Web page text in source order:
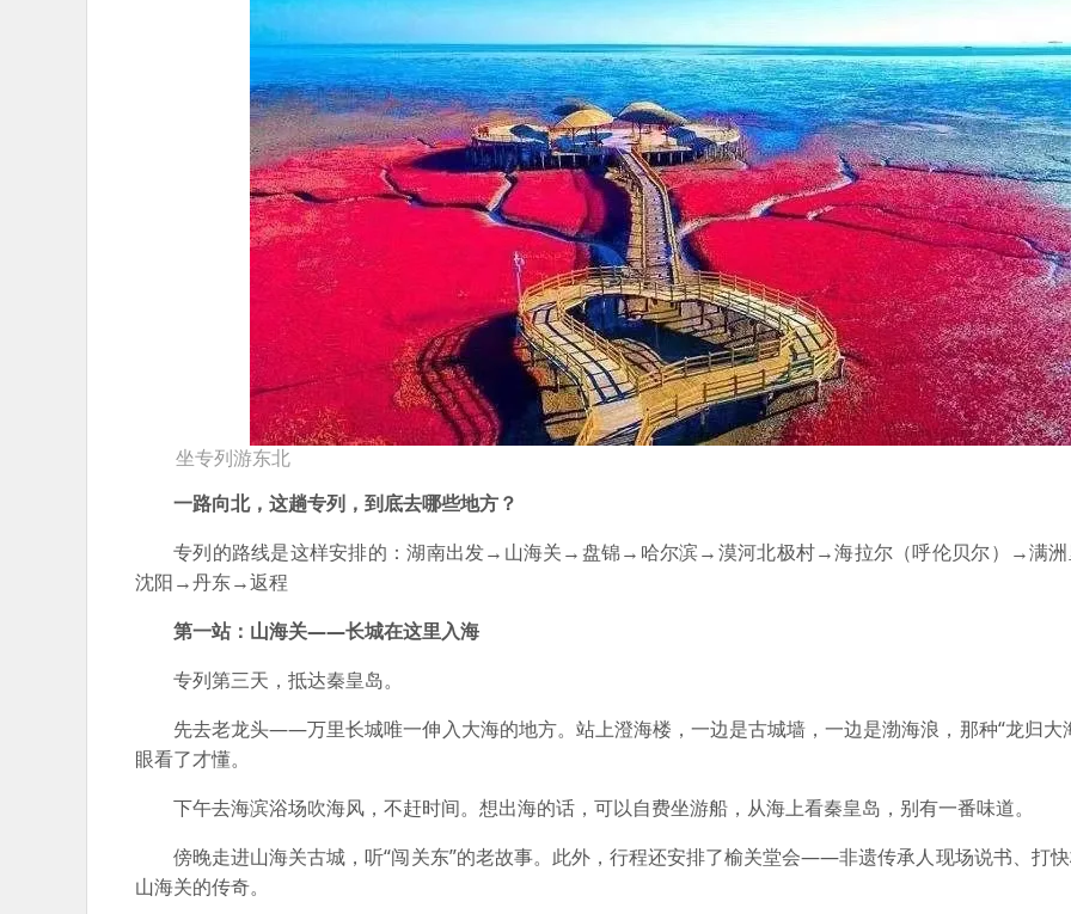
坐专列游东北
一路向北，这趟专列，到底去哪些地方？
专列的路线是这样安排的：湖南出发→山海关→盘锦→哈尔滨→漠河北极村→海拉尔（呼伦贝尔）→满
沈阳→丹东→返程
第一站：山海关——长城在这里入海
专列第三天，抵达秦皇岛。
先去老龙头——万里长城唯一伸入大海的地方。站上澄海楼，一边是古城墙，一边是渤海浪，那种“龙归大
眼看了才懂。
下午去海滨浴场吹海风，不赶时间。想出海的话，可以自费坐游船，从海上看秦皇岛，别有一番味道。
傍晚走进山海关古城，听“闯关东”的老故事。此外，行程还安排了榆关堂会——非遗传承人现场说书、打
山海关的传奇。